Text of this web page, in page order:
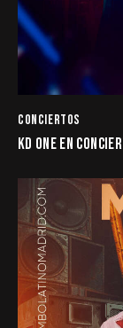
CONCIERTOS
KD ONE EN